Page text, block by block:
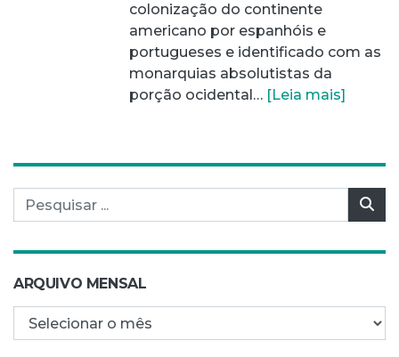
colonização do continente
americano por espanhóis e
portugueses e identificado com as
monarquias absolutistas da
porção ocidental… [Leia mais]
Pesquisar por:
ARQUIVO MENSAL
Arquivo mensal